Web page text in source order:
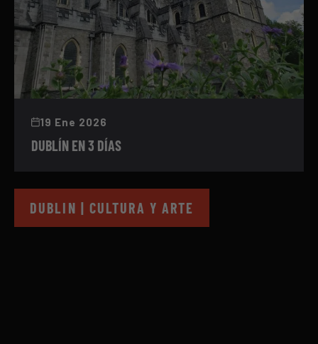
19 Ene 2026
DUBLÍN EN 3 DÍAS
DUBLIN | CULTURA Y ARTE